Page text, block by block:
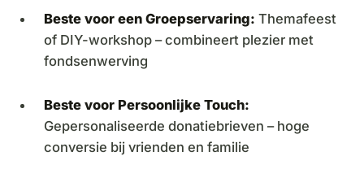
Beste voor een Groepservaring: Themafeest
of DIY-workshop – combineert plezier met
fondsenwerving
Beste voor Persoonlijke Touch:
Gepersonaliseerde donatiebrieven – hoge
conversie bij vrienden en familie